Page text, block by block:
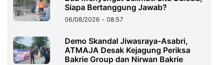
Siapa Bertanggung Jawab?
06/08/2026 - 08:57
Demo Skandal Jiwasraya-Asabri,
ATMAJA Desak Kejagung Periksa
Bakrie Group dan Nirwan Bakrie